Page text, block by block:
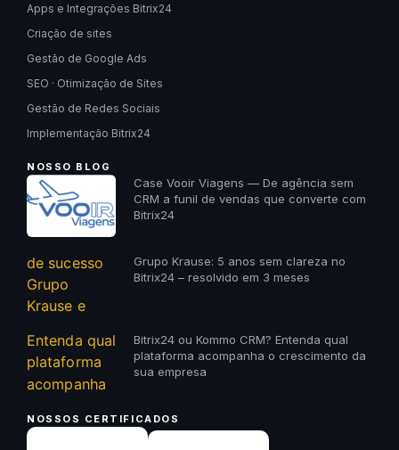
Apps e Integrações Bitrix24
Criação de sites
Gestão de Google Ads
SEO · Otimização de Sites
Gestão de Redes Sociais
Implementação Bitrix24
NOSSO BLOG
Case Vooir Viagens — De agência sem
CRM a funil de vendas que converte com
Bitrix24
Grupo Krause: 5 anos sem clareza no
Bitrix24 – resolvido em 3 meses
Bitrix24 ou Kommo CRM? Entenda qual
plataforma acompanha o crescimento da
sua empresa
NOSSOS CERTIFICADOS